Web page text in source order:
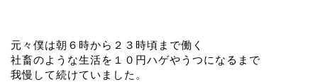
元々僕は朝６時から２３時頃まで働く
社畜のような生活を１０円ハゲやうつになるまで
我慢して続けていました。